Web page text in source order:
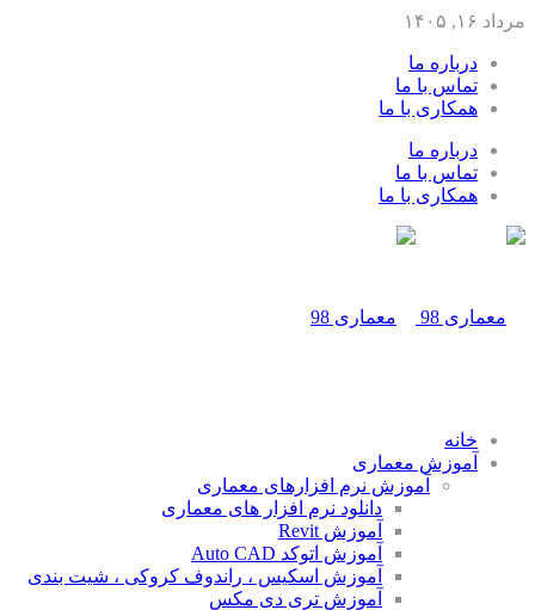
مرداد ۱۶, ۱۴۰۵
درباره ما
تماس با ما
همکاری با ما
درباره ما
تماس با ما
همکاری با ما
خانه
آموزش معماری
آموزش نرم افزارهای معماری
دانلود نرم افزار های معماری
آموزش Revit
آموزش اتوکد Auto CAD
آموزش اسکیس ، راندوف کروکی ، شیت بندی
آموزش تری دی مکس